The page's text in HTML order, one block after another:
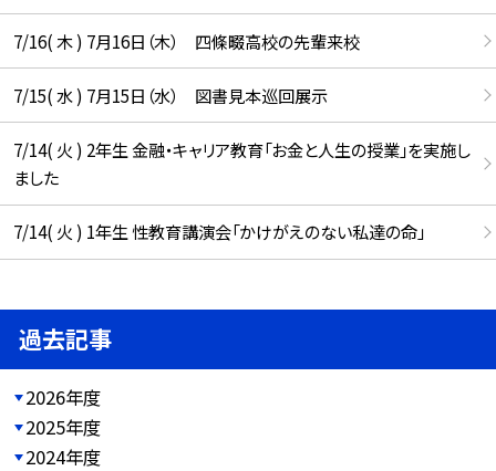
7/16( 木 ) 7月16日（木） 四條畷高校の先輩来校
7/15( 水 ) 7月15日（水） 図書見本巡回展示
7/14( 火 ) 2年生 金融・キャリア教育「お金と人生の授業」を実施し
ました
7/14( 火 ) 1年生 性教育講演会「かけがえのない私達の命」
過去記事
2026年度
2025年度
2024年度